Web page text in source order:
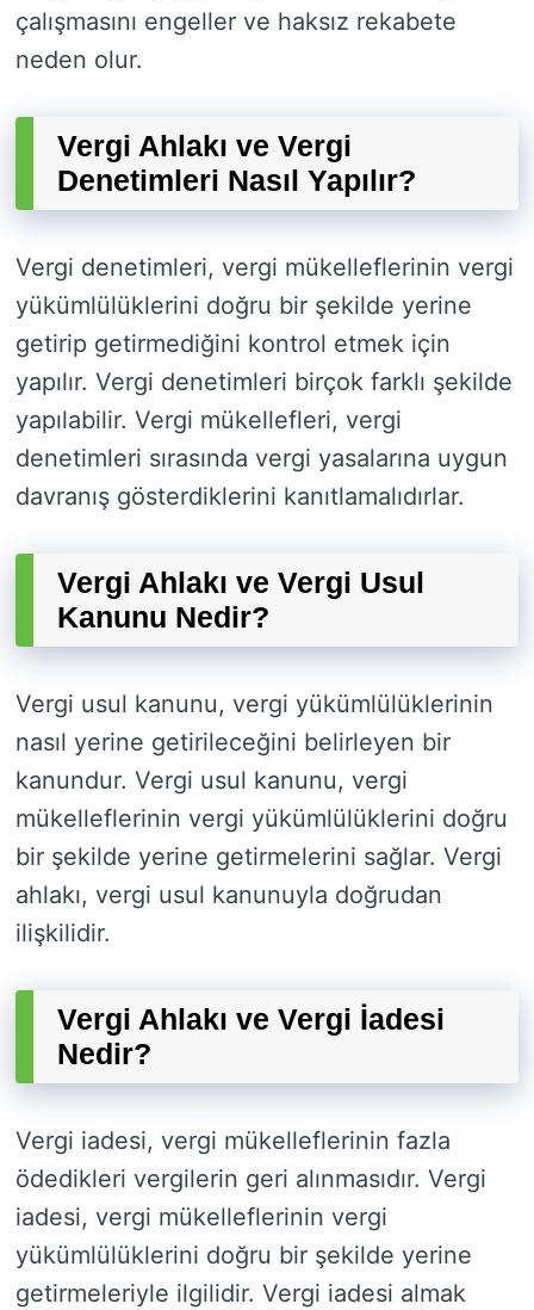
çalışmasını engeller ve haksız rekabete
neden olur.
Vergi Ahlakı ve Vergi
Denetimleri Nasıl Yapılır?
Vergi denetimleri, vergi mükelleflerinin vergi
yükümlülüklerini doğru bir şekilde yerine
getirip getirmediğini kontrol etmek için
yapılır. Vergi denetimleri birçok farklı şekilde
yapılabilir. Vergi mükellefleri, vergi
denetimleri sırasında vergi yasalarına uygun
davranış gösterdiklerini kanıtlamalıdırlar.
Vergi Ahlakı ve Vergi Usul
Kanunu Nedir?
Vergi usul kanunu, vergi yükümlülüklerinin
nasıl yerine getirileceğini belirleyen bir
kanundur. Vergi usul kanunu, vergi
mükelleflerinin vergi yükümlülüklerini doğru
bir şekilde yerine getirmelerini sağlar. Vergi
ahlakı, vergi usul kanunuyla doğrudan
ilişkilidir.
Vergi Ahlakı ve Vergi İadesi
Nedir?
Vergi iadesi, vergi mükelleflerinin fazla
ödedikleri vergilerin geri alınmasıdır. Vergi
iadesi, vergi mükelleflerinin vergi
yükümlülüklerini doğru bir şekilde yerine
getirmeleriyle ilgilidir. Vergi iadesi almak